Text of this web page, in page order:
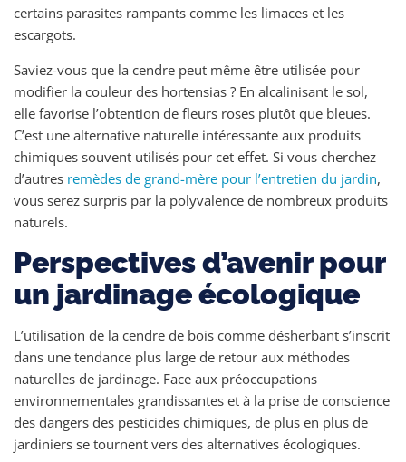
certains parasites rampants comme les limaces et les
escargots.
Saviez-vous que la cendre peut même être utilisée pour
modifier la couleur des hortensias ? En alcalinisant le sol,
elle favorise l’obtention de fleurs roses plutôt que bleues.
C’est une alternative naturelle intéressante aux produits
chimiques souvent utilisés pour cet effet. Si vous cherchez
d’autres remèdes de grand-mère pour l’entretien du jardin,
vous serez surpris par la polyvalence de nombreux produits
naturels.
Perspectives d’avenir pour
un jardinage écologique
L’utilisation de la cendre de bois comme désherbant s’inscrit
dans une tendance plus large de retour aux méthodes
naturelles de jardinage. Face aux préoccupations
environnementales grandissantes et à la prise de conscience
des dangers des pesticides chimiques, de plus en plus de
jardiniers se tournent vers des alternatives écologiques.